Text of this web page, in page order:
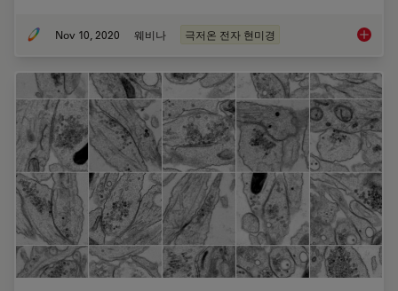
Nov 10, 2020 웨비나 극저온 전자 현미경